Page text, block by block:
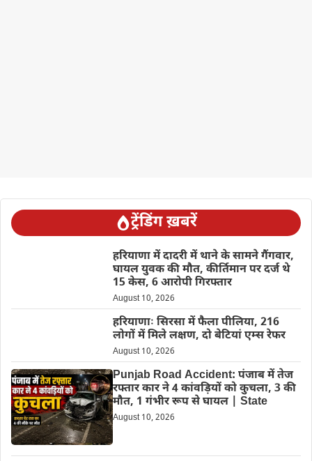
ट्रेंडिंग ख़बरें
हरियाणा में दादरी में थाने के सामने गैंगवार,
घायल युवक की मौत, कीर्तिमान पर दर्ज थे
15 केस, 6 आरोपी गिरफ्तार
August 10, 2026
हरियाणाः सिरसा में फैला पीलिया, 216
लोगों में मिले लक्षण, दो बेटियां एम्स रेफर
August 10, 2026
Punjab Road Accident: पंजाब में तेज
रफ्तार कार ने 4 कांवड़ियों को कुचला, 3 की
मौत, 1 गंभीर रूप से घायल | State
August 10, 2026